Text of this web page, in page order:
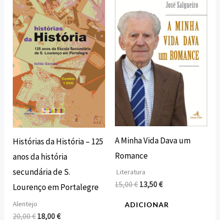
Histórias da História – 125
anos da história
secundária de S.
Lourenço em Portalegre
Alentejo
20,00€
preço
original
era:
20,00 €.
18,00€
preço
atual
é:
18,00 €.
A Minha Vida Dava um
Romance
Literatura
15,00€
original
15,00 €.
13,50€
preço
atual
13,50 €.
ADICIONAR